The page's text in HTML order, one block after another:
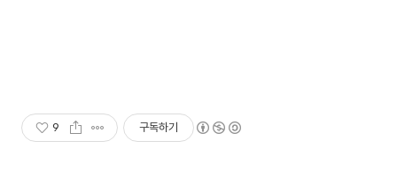
9 구독하기